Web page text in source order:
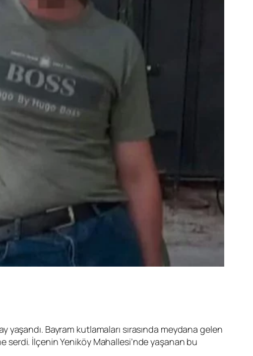
Bayram kutlamaları sırasında meydana gelen
serdi. İlçenin Yeniköy Mahallesi’nde yaşanan bu